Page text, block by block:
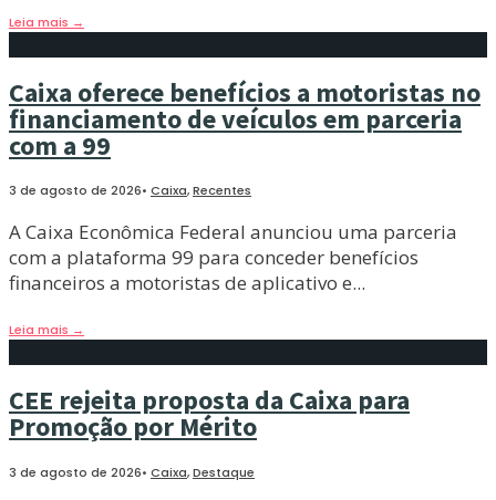
Leia mais →
Caixa oferece benefícios a motoristas no
financiamento de veículos em parceria
com a 99
3 de agosto de 2026• Caixa,Recentes
A Caixa Econômica Federal anunciou uma parceria
com a plataforma 99 para conceder benefícios
financeiros a motoristas de aplicativo e...
Leia mais →
CEE rejeita proposta da Caixa para
Promoção por Mérito
3 de agosto de 2026• Caixa,Destaque